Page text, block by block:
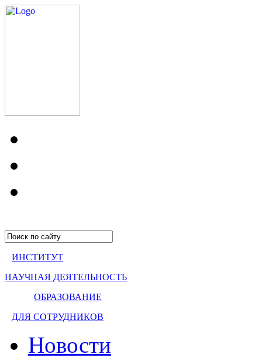
ИНСТИТУТ
НАУЧНАЯ ДЕЯТЕЛЬНОСТЬ
ОБРАЗОВАНИЕ
ДЛЯ СОТРУДНИКОВ
Новости